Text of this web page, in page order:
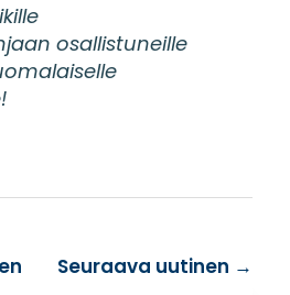
osallistuneille
Seuraava uutinen →